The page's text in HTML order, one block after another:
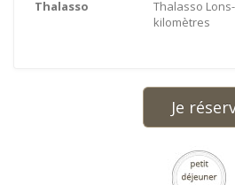
Thalasso
Thalasso
kilomètres
Je